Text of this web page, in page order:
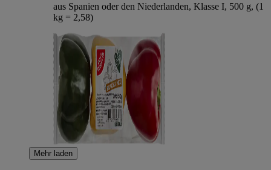
aus Spanien oder den Niederlanden, Klasse I, 500 g, (1
kg = 2,58)
Mehr laden